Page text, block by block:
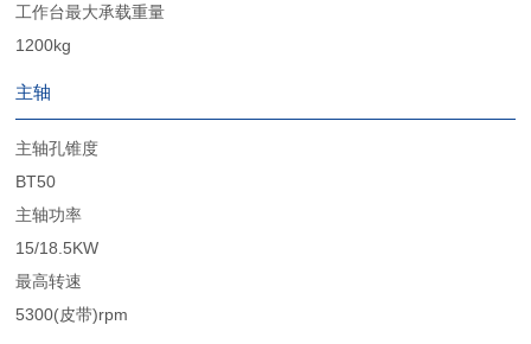
工作台最大承载重量
1200kg
主轴
主轴孔锥度
BT50
主轴功率
15/18.5KW
最高转速
5300(皮带)rpm